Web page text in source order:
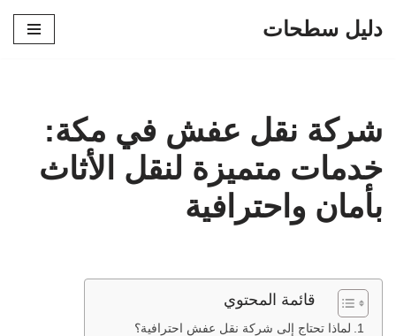
دليل سطحات
شركة نقل عفش في مكة:
خدمات متميزة لنقل الأثاث
بأمان واحترافية
قائمة المحتوي
لماذا تحتاج إلى شركة نقل عفش احترافية؟